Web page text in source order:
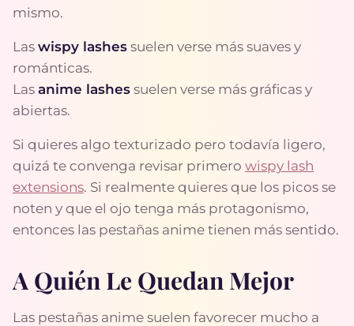
mismo.
Las wispy lashes suelen verse más suaves y
románticas.
Las anime lashes suelen verse más gráficas y
abiertas.
Si quieres algo texturizado pero todavía ligero,
quizá te convenga revisar primero wispy lash
extensions. Si realmente quieres que los picos se
noten y que el ojo tenga más protagonismo,
entonces las pestañas anime tienen más sentido.
A Quién Le Quedan Mejor
Las pestañas anime suelen favorecer mucho a